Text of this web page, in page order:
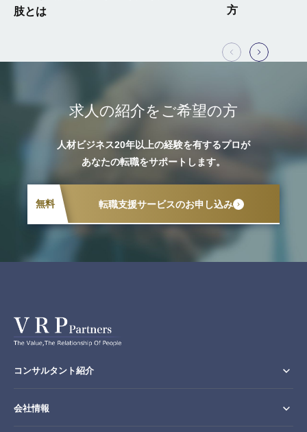
肢とは
方
求人の紹介をご希望の方
人材ビジネス20年以上の経験を有するプロが
あなたの転職をサポートします。
無料 転職支援サービスのお申し込み
コンサルタント紹介
会社情報